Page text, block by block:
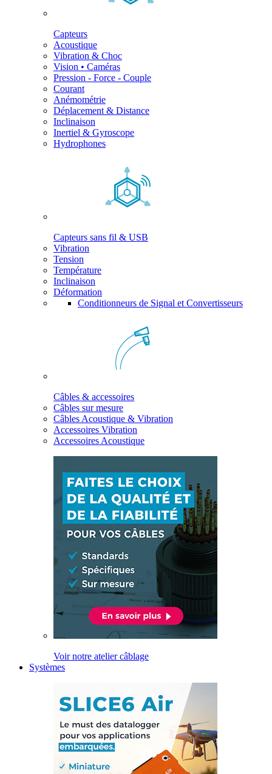
Capteurs
Acoustique
Vibration & Choc
Vision • Caméras
Pression - Force - Couple
Courant
Anémométrie
Déplacement & Distance
Inclinaison
Inertiel & Gyroscope
Hydrophones
Capteurs sans fil & USB
Vibration
Tension
Température
Inclinaison
Déformation
Conditionneurs de Signal et Convertisseurs
Câbles & accessoires
Câbles sur mesure
Câbles Acoustique & Vibration
Accessoires Vibration
Accessoires Acoustique
Voir notre atelier câblage
Systèmes